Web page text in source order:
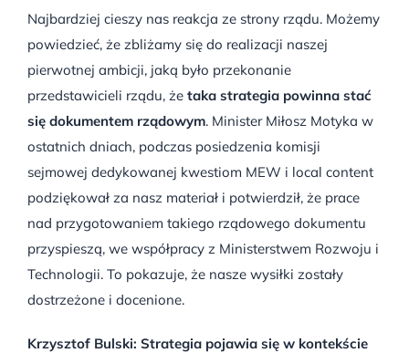
Najbardziej cieszy nas reakcja ze strony rządu. Możemy
powiedzieć, że zbliżamy się do realizacji naszej
pierwotnej ambicji, jaką było przekonanie
przedstawicieli rządu, że taka strategia powinna stać
się dokumentem rządowym. Minister Miłosz Motyka w
ostatnich dniach, podczas posiedzenia komisji
sejmowej dedykowanej kwestiom MEW i local content
podziękował za nasz materiał i potwierdził, że prace
nad przygotowaniem takiego rządowego dokumentu
przyspieszą, we współpracy z Ministerstwem Rozwoju i
Technologii. To pokazuje, że nasze wysiłki zostały
dostrzeżone i docenione.
Krzysztof Bulski: Strategia pojawia się w kontekście